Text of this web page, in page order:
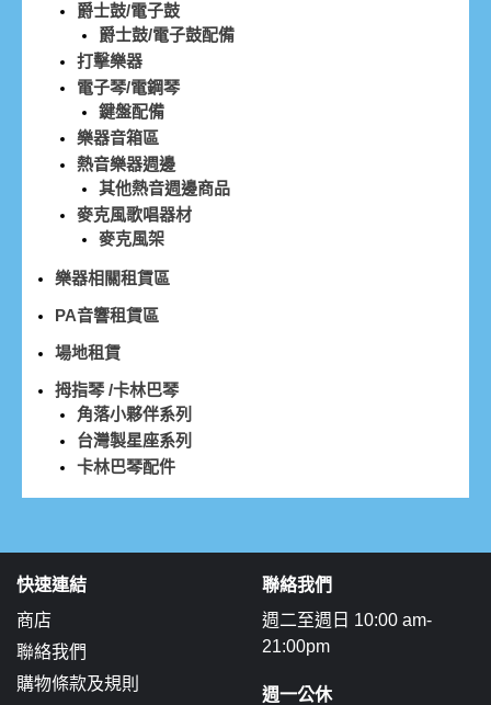
爵士鼓/電子鼓
爵士鼓/電子鼓配備
打擊樂器
電子琴/電鋼琴
鍵盤配備
樂器音箱區
熱音樂器週邊
其他熱音週邊商品
麥克風歌唱器材
麥克風架
樂器相關租賃區
PA音響租賃區
場地租賃
拇指琴 /卡林巴琴
角落小夥伴系列
台灣製星座系列
卡林巴琴配件
快速連結
商店
聯絡我們
購物條款及規則
聯絡我們
週二至週日 10:00 am-
21:00pm
週一公休